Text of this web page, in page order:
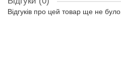
Відгуків про цей товар ще не було.